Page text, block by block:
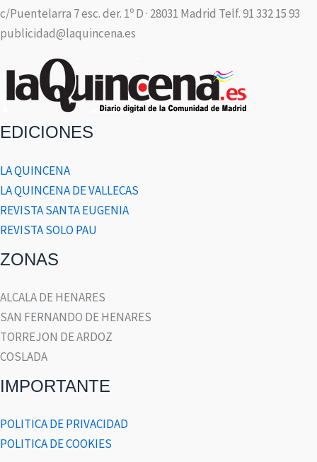
c/Puentelarra 7 esc. der. 1º D · 28031 Madrid Telf. 91 332 15 93
publicidad@laquincena.es
EDICIONES
LA QUINCENA
LA QUINCENA DE VALLECAS
REVISTA SANTA EUGENIA
REVISTA SOLO PAU
ZONAS
ALCALA DE HENARES
SAN FERNANDO DE HENARES
TORREJON DE ARDOZ
COSLADA
IMPORTANTE
POLITICA DE PRIVACIDAD
POLITICA DE COOKIES